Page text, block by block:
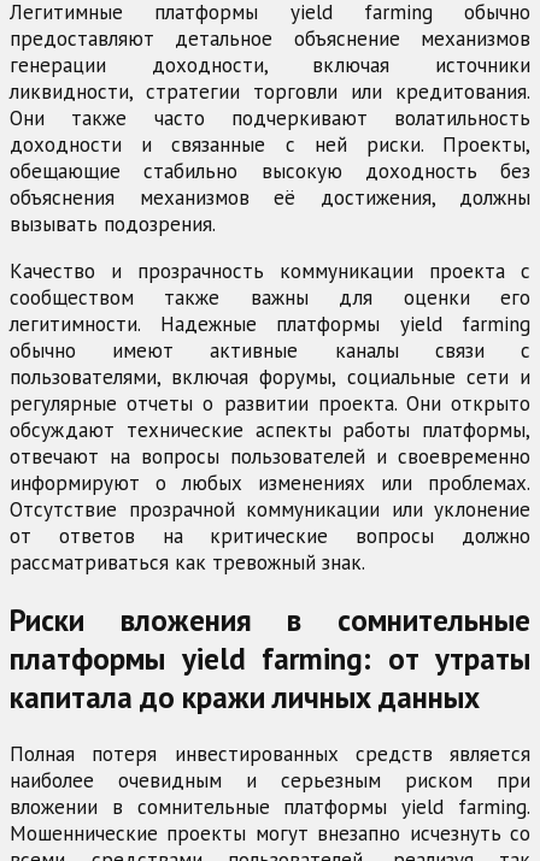
Легитимные платформы yield farming обычно
предоставляют детальное объяснение механизмов
генерации доходности, включая источники
ликвидности, стратегии торговли или кредитования.
Они также часто подчеркивают волатильность
доходности и связанные с ней риски. Проекты,
обещающие стабильно высокую доходность без
объяснения механизмов её достижения, должны
вызывать подозрения.
Качество и прозрачность коммуникации проекта с
сообществом также важны для оценки его
легитимности. Надежные платформы yield farming
обычно имеют активные каналы связи с
пользователями, включая форумы, социальные сети и
регулярные отчеты о развитии проекта. Они открыто
обсуждают технические аспекты работы платформы,
отвечают на вопросы пользователей и своевременно
информируют о любых изменениях или проблемах.
Отсутствие прозрачной коммуникации или уклонение
от ответов на критические вопросы должно
рассматриваться как тревожный знак.
Риски вложения в сомнительные
платформы yield farming: от утраты
капитала до кражи личных данных
Полная потеря инвестированных средств является
наиболее очевидным и серьезным риском при
вложении в сомнительные платформы yield farming.
Мошеннические проекты могут внезапно исчезнуть со